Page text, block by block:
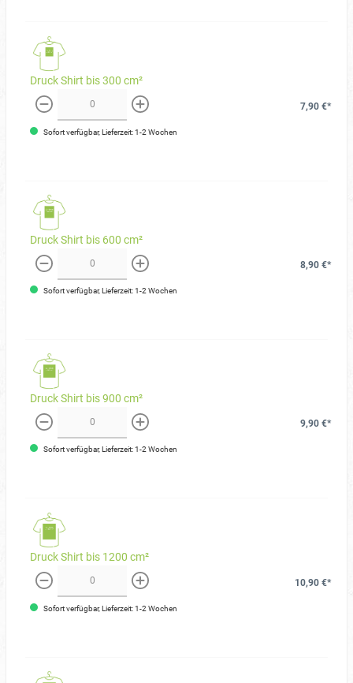
Druck Shirt bis 300 cm²
weniger mehr
7,90 €*
Sofort verfügbar, Lieferzeit: 1-2 Wochen
Druck Shirt bis 600 cm²
weniger mehr
8,90 €*
Sofort verfügbar, Lieferzeit: 1-2 Wochen
Druck Shirt bis 900 cm²
weniger mehr
9,90 €*
Sofort verfügbar, Lieferzeit: 1-2 Wochen
Druck Shirt bis 1200 cm²
weniger mehr
10,90 €*
Sofort verfügbar, Lieferzeit: 1-2 Wochen